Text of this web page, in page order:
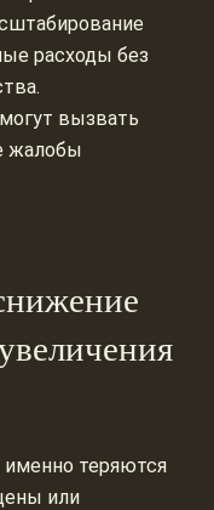
расходы без
вызвать
жалобы
именно теряются
или